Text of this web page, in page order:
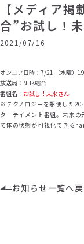
【メディア
合”お試し！
2021/07/16
オンエア日時：7/21 （水曜）
放送局：NHK総合
番組名： お試し！未来さん
※テクノロジーを駆使した20
ターテイメント番組。未来
で体の状態が可視化できる
お知らせ一覧へ戻